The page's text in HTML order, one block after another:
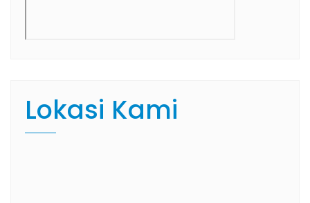
Lokasi Kami